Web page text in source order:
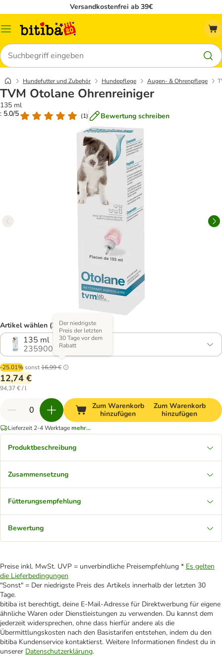
Versandkostenfrei ab 39€
Menü
Suchen
Hundefutter und Zubehör Hundepflege Augen- & Ohrenpflege
TVM Otolane Ohrenreiniger
135 ml
: 5.0/5
(1) Bewertung schreiben
Artikel wählen (2 Varianten)
135 ml
2359004.0
-25.01%sonst16,99 €
Der niedrigste
Preis der letzten
30 Tage vor dem
Rabatt
12,74 €
94,37 € / l
Zum Warenkorb
hinzufügen
Zum Warenkorb
hinzufügen
Lieferzeit 2-4 Werktagemehr...
Produktbeschreibung
Zusammensetzung
Fütterungsempfehlung
Bewertung
Preise inkl. MwSt. UVP = unverbindliche Preisempfehlung * Es gelten
die Lieferbedingungen
"Sonst" = Der niedrigste Preis des Artikels innerhalb der letzten 30
Tage.
bitiba ist berechtigt, deine E-Mail-Adresse für Direktwerbung für eigene
ähnliche Waren oder Dienstleistungen zu verwenden. Du kannst dem
jederzeit widersprechen, ohne dass hierfür andere als die
Übermittlungskosten nach den Basistarifen entstehen, indem du den
bitiba Kundenservice kontaktierst. Weitere Informationen findest du in
unserer Datenschutzerklärung.